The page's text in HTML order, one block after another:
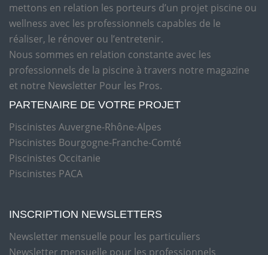
mettons en relation les porteurs d’un projet piscine ou
wellness avec les professionnels capables de le
réaliser, le rénover ou l’entretenir.
Nous sommes en relation constante avec les
professionnels de la piscine à travers notre magazine
et notre Newsletter Pour les Pros.
PARTENAIRE DE VOTRE PROJET
Piscinistes Auvergne-Rhône-Alpes
Piscinistes Bourgogne-Franche-Comté
Piscinistes Occitanie
Piscinistes PACA
INSCRIPTION NEWSLETTERS
Newsletter mensuelle pour les particuliers
Newsletter mensuelle pour les professionnels